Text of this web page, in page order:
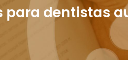
para dentistas